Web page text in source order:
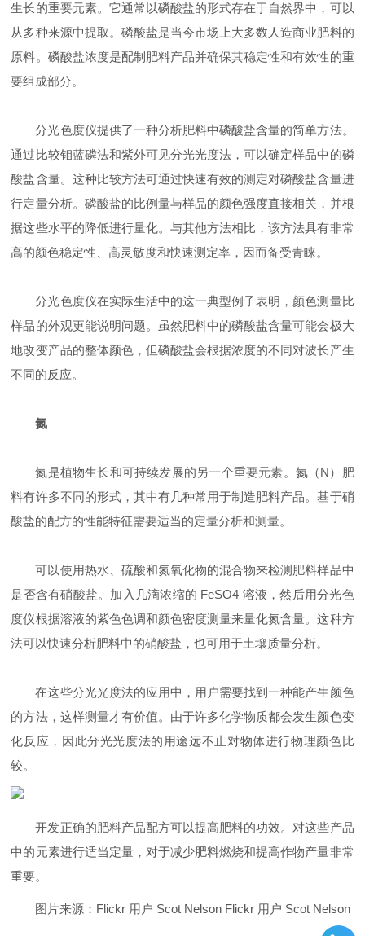
生长的重要元素。它通常以磷酸盐的形式存在于自然界中，可以
从多种来源中提取。磷酸盐是当今市场上大多数人造商业肥料的
原料。磷酸盐浓度是配制肥料产品并确保其稳定性和有效性的重
要组成部分。
分光色度仪提供了一种分析肥料中磷酸盐含量的简单方法。
通过比较钼蓝磷法和紫外可见分光光度法，可以确定样品中的磷
酸盐含量。这种比较方法可通过快速有效的测定对磷酸盐含量进
行定量分析。磷酸盐的比例量与样品的颜色强度直接相关，并根
据这些水平的降低进行量化。与其他方法相比，该方法具有非常
高的颜色稳定性、高灵敏度和快速测定率，因而备受青睐。
分光色度仪在实际生活中的这一典型例子表明，颜色测量比
样品的外观更能说明问题。虽然肥料中的磷酸盐含量可能会极大
地改变产品的整体颜色，但磷酸盐会根据浓度的不同对波长产生
不同的反应。
氮
氮是植物生长和可持续发展的另一个重要元素。氮（N）肥
料有许多不同的形式，其中有几种常用于制造肥料产品。基于硝
酸盐的配方的性能特征需要适当的定量分析和测量。
可以使用热水、硫酸和氮氧化物的混合物来检测肥料样品中
是否含有硝酸盐。加入几滴浓缩的 FeSO4 溶液，然后用分光色
度仪根据溶液的紫色色调和颜色密度测量来量化氮含量。这种方
法可以快速分析肥料中的硝酸盐，也可用于土壤质量分析。
在这些分光光度法的应用中，用户需要找到一种能产生颜色
的方法，这样测量才有价值。由于许多化学物质都会发生颜色变
化反应，因此分光光度法的用途远不止对物体进行物理颜色比
较。
开发正确的肥料产品配方可以提高肥料的功效。对这些产品
中的元素进行适当定量，对于减少肥料燃烧和提高作物产量非常
重要。
图片来源：Flickr 用户 Scot Nelson Flickr 用户 Scot Nelson